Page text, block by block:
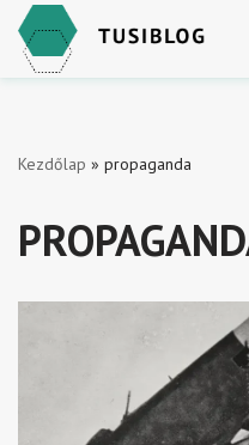
Skip
Kezdőlap » propaganda